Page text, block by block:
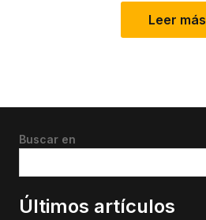
Leer más
Buscar en
Últimos artículos